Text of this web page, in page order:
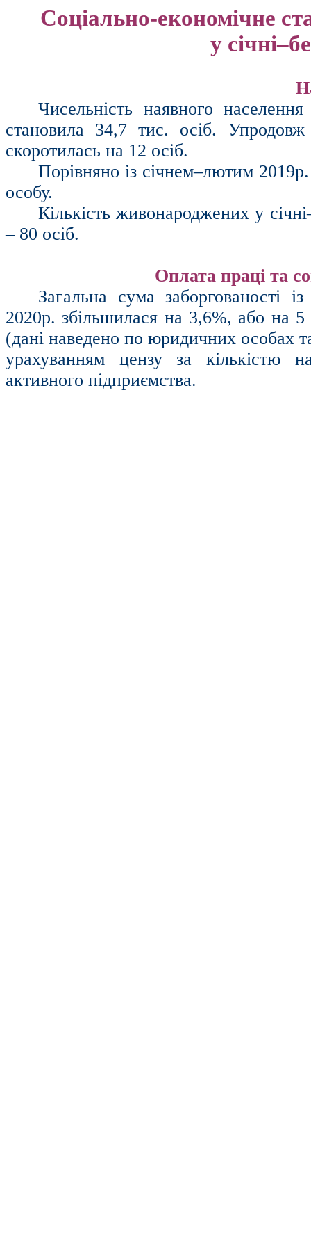
Соціально-економічне
у
Чисельність наявного
становила 34,7 тис. осіб. Упродовж
скоротилась на 12 осіб.
Порівняно із січнем–лютим
особу.
Кількістьживонароджених у
– 80 осіб.
Оплата праці та
Загальна сума заборгованості
2020р. збільшилася на 3,6%, або на 5
(дані наведено по юридичних особах
урахуванням цензу за кількістю
активного підприємства.